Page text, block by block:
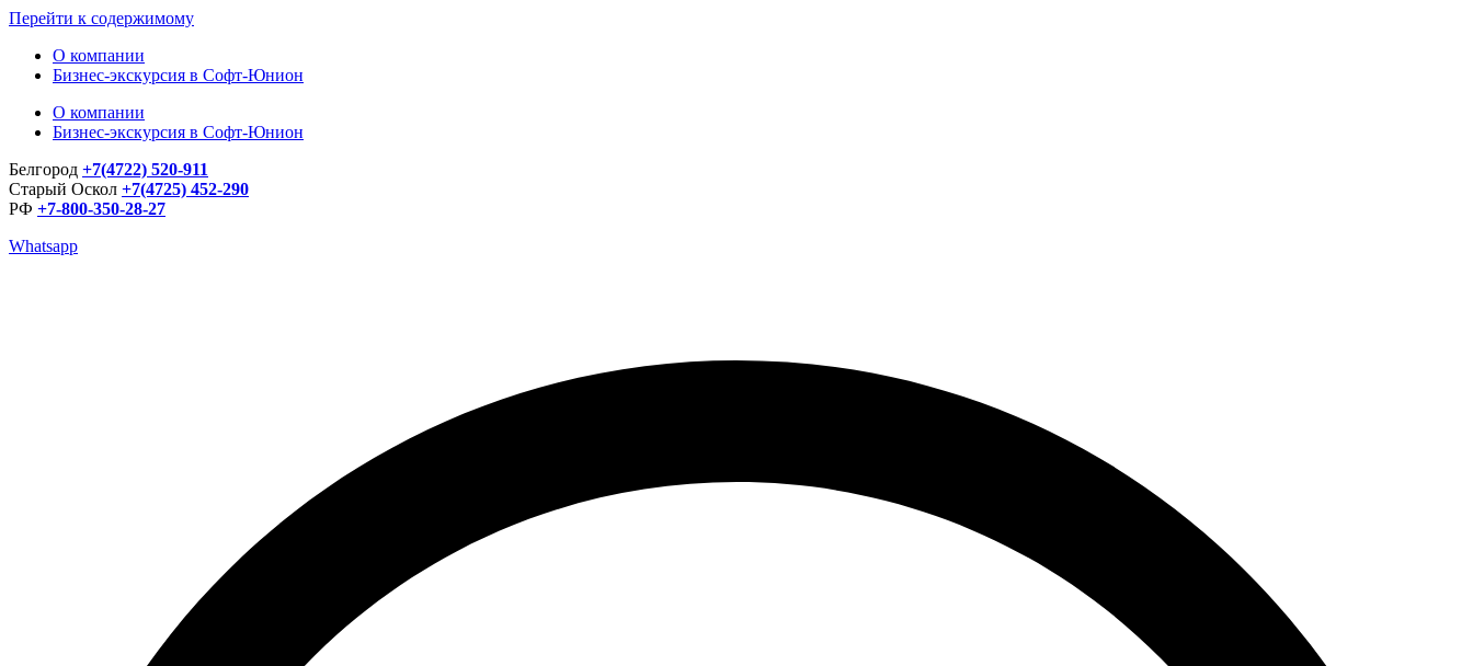
Перейти к содержимому
О компании
Бизнес-экскурсия в Софт-Юнион
О компании
Бизнес-экскурсия в Софт-Юнион
Белгород +7(4722) 520-911
Старый Оскол +7(4725) 452-290
РФ +7-800-350-28-27
Whatsapp